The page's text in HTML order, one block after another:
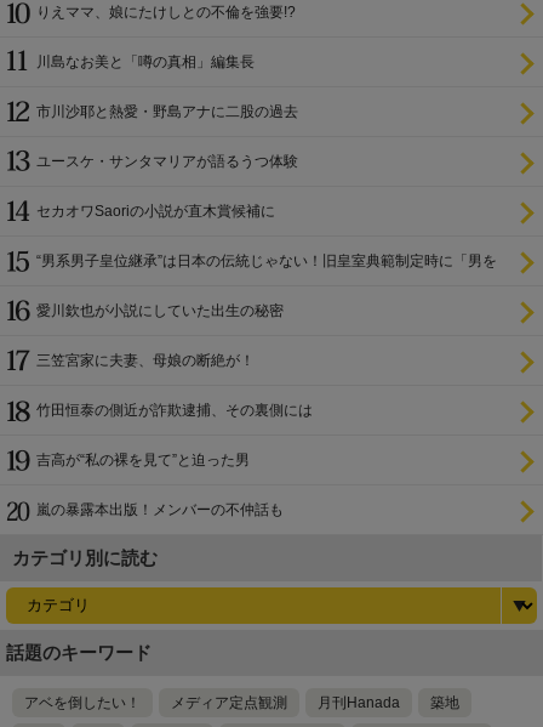
りえママ、娘にたけしとの不倫を強要!?
川島なお美と「噂の真相」編集長
市川沙耶と熱愛・野島アナに二股の過去
ユースケ・サンタマリアが語るうつ体験
セカオワSaoriの小説が直木賞候補に
“男系男子皇位継承”は日本の伝統じゃない！旧皇室典範制定時に「男を
愛川欽也が小説にしていた出生の秘密
三笠宮家に夫妻、母娘の断絶が！
竹田恒泰の側近が詐欺逮捕、その裏側には
吉高が“私の裸を見て”と迫った男
嵐の暴露本出版！メンバーの不仲話も
カテゴリ別に読む
話題のキーワード
アベを倒したい！ メディア定点観測 月刊Hanada 築地